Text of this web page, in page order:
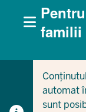
CURRENT
CURRENT
MOBILE)
Pentru
familii
automat
sunt